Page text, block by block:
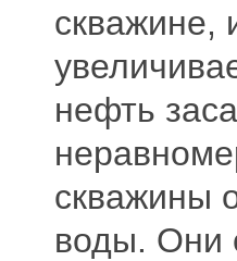
скважине,
нефть
скважины
воды. Они